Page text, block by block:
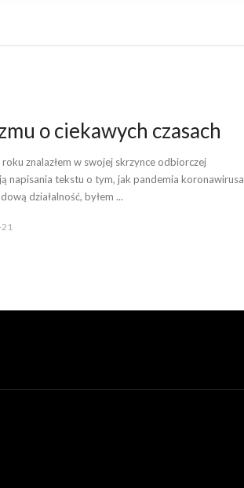
o ciekawych czasach
znalazłem w swojej skrzynce odbiorczej
napisania tekstu o tym, jak pandemia koronawirusa
działalność, byłem ...